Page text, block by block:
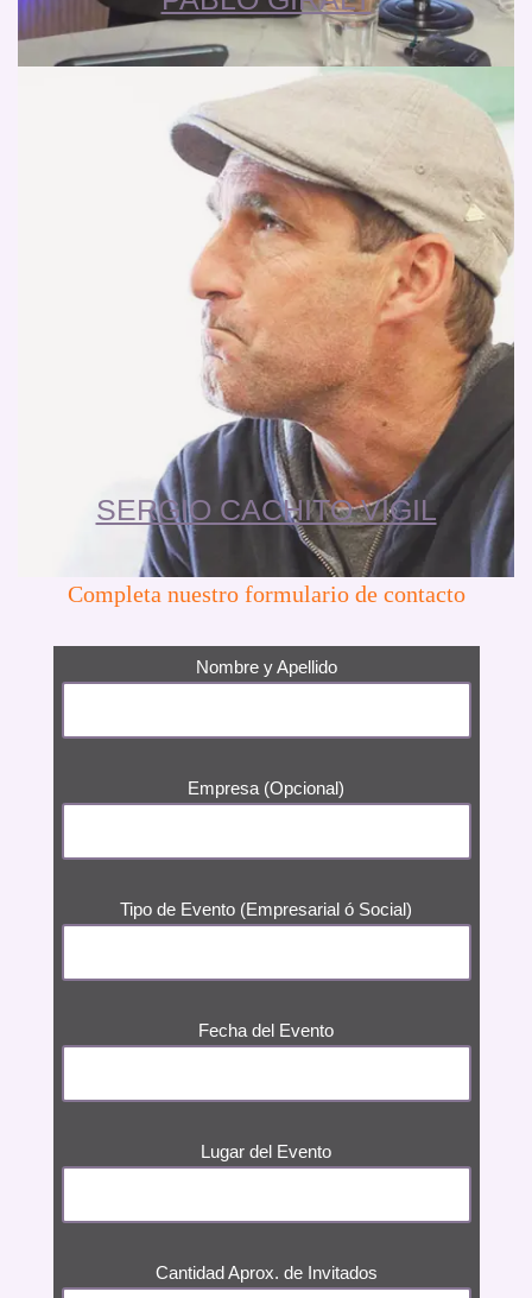
SERGIO CACHITO VIGIL
Completa nuestro formulario de contacto
Nombre y Apellido
Empresa (Opcional)
Tipo de Evento (Empresarial ó Social)
Fecha del Evento
Lugar del Evento
Cantidad Aprox. de Invitados